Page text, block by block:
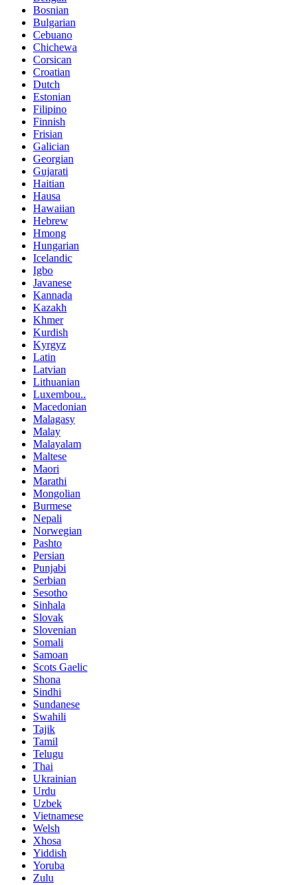
Bosnian
Bulgarian
Cebuano
Chichewa
Corsican
Croatian
Dutch
Estonian
Filipino
Finnish
Frisian
Galician
Georgian
Gujarati
Haitian
Hausa
Hawaiian
Hebrew
Hmong
Hungarian
Icelandic
Igbo
Javanese
Kannada
Kazakh
Khmer
Kurdish
Kyrgyz
Latin
Latvian
Lithuanian
Luxembou..
Macedonian
Malagasy
Malay
Malayalam
Maltese
Maori
Marathi
Mongolian
Burmese
Nepali
Norwegian
Pashto
Persian
Punjabi
Serbian
Sesotho
Sinhala
Slovak
Slovenian
Somali
Samoan
Scots Gaelic
Shona
Sindhi
Sundanese
Swahili
Tajik
Tamil
Telugu
Thai
Ukrainian
Urdu
Uzbek
Vietnamese
Welsh
Xhosa
Yiddish
Yoruba
Zulu